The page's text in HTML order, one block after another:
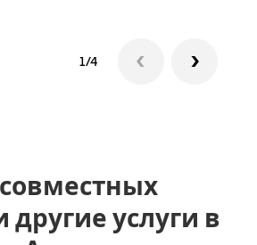
1/4
другие услуги в